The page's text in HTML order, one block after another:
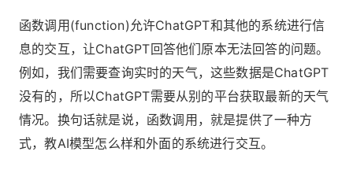
函数调用(function)允许ChatGPT和其他的系统进行信
息的交互，让ChatGPT回答他们原本无法回答的问题。
例如，我们需要查询实时的天气，这些数据是ChatGPT
没有的，所以ChatGPT需要从别的平台获取最新的天气
情况。换句话就是说，函数调用，就是提供了一种方
式，教AI模型怎么样和外面的系统进行交互。